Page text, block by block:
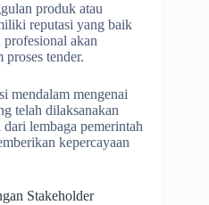
produk atau
reputasi yang baik
profesional akan
tender.
mendalam mengenai
telah dilaksanakan
lembaga pemerintah
kepercayaan
Stakeholder